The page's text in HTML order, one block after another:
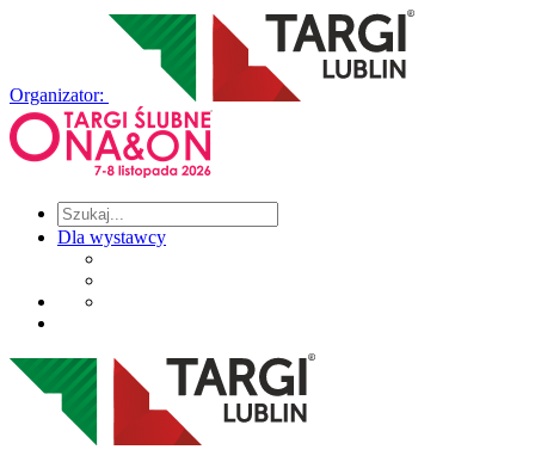
Organizator:
Dla wystawcy